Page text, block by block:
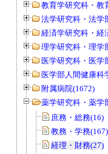
教育学研究科・教
法学研究科・法学
経済学研究科・経
理学研究科・理学
医学研究科・医学
医学部人間健康科
附属病院(1672)
薬学研究科・薬学
庶務・総務(16)
教務・学務(167)
経理・財務(27)